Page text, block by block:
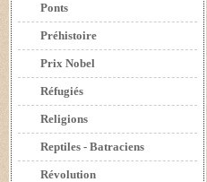
Ponts
Préhistoire
Prix Nobel
Réfugiés
Religions
Reptiles - Batraciens
Révolution